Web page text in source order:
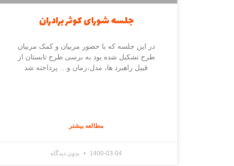
جلسه شورای کوثر برادران
در این جلسه که با حضور مربیان و کمک مربیان
طرح تشکیل شده بود به برسی طرح تابستان از
قبیل راهبرد ها، مدل،زمان و… پرداخته شد
مطالعه بیشتر
1400-03-04 بدون دیدگاه